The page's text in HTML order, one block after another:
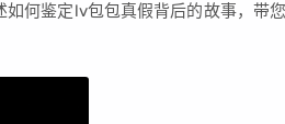
何鉴定lv包包真假背后的故事，带您